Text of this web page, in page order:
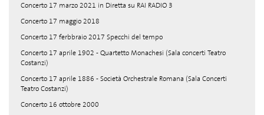
Concerto 17 marzo 2021 in Diretta su RAI RADIO 3
Concerto 17 maggio 2018
Concerto 17 ferbbraio 2017 Specchi del tempo
Concerto 17 aprile 1902 - Quartetto Monachesi (Sala concerti Teatro
Costanzi)
Concerto 17 aprile 1886 - Società Orchestrale Romana (Sala Concerti
Teatro Costanzi)
Concerto 16 ottobre 2000